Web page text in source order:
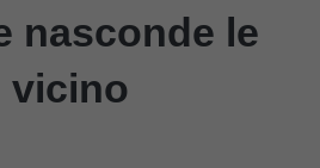
nasconde le
vicino